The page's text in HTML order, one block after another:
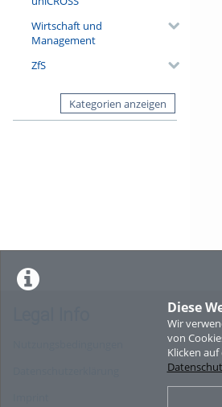
Diese
Wir
von
Klicken
Wirtschaft und
Management
ZfS
Kategorien anzeigen